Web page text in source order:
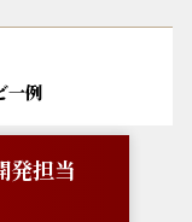
一例
発担当